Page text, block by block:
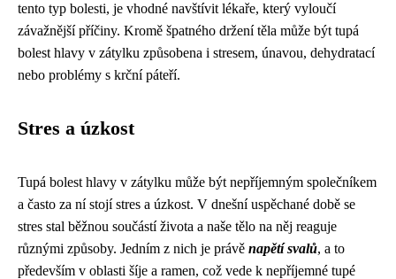
tento typ bolesti, je vhodné navštívit lékaře, který vyloučí
závažnější příčiny. Kromě špatného držení těla může být tupá
bolest hlavy v zátylku způsobena i stresem, únavou, dehydratací
nebo problémy s krční páteří.
Stres a úzkost
Tupá bolest hlavy v zátylku může být nepříjemným společníkem
a často za ní stojí stres a úzkost. V dnešní uspěchané době se
stres stal běžnou součástí života a naše tělo na něj reaguje
různými způsoby. Jedním z nich je právě napětí svalů, a to
především v oblasti šíje a ramen, což vede k nepříjemné tupé